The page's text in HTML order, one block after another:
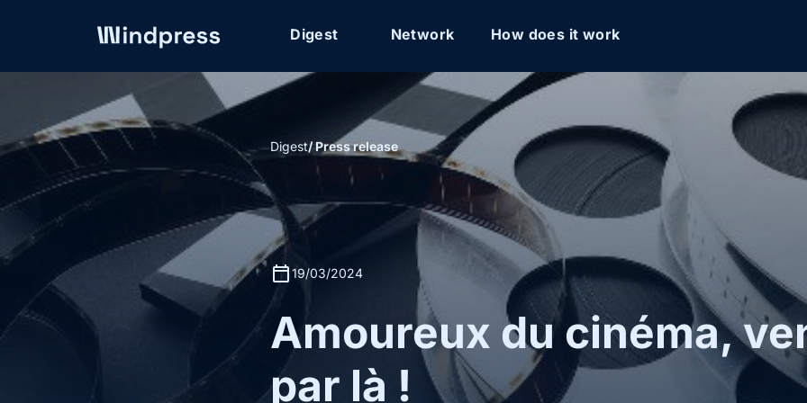
Digest Network How does it work
Digest/ Press release
calendar_today19/03/2024
Amoureux du cinéma,
par là !